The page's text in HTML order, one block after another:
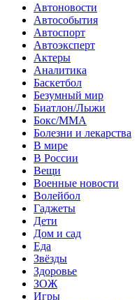
Автоновости
Автособытия
Автоспорт
Автоэксперт
Актеры
Аналитика
Баскетбол
Безумный мир
Биатлон/Лыжи
Бокс/MMA
Болезни и лекарства
В мире
В России
Вещи
Военные новости
Волейбол
Гаджеты
Дети
Дом и сад
Еда
Звёзды
Здоровье
ЗОЖ
Игры